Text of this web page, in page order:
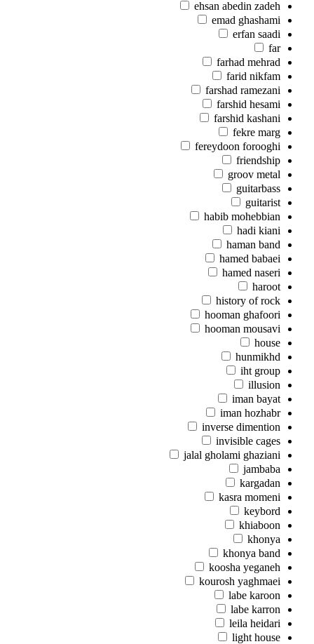
ehsan abedin zadeh
emad ghashami
erfan saadi
far
farhad mehrad
farid nikfam
farshad ramezani
farshid hesami
farshid kashani
fekre marg
fereydoon forooghi
friendship
groov metal
guitarbass
guitarist
habib mohebbian
hadi kiani
haman band
hamed babaei
hamed naseri
haroot
history of rock
hooman ghafoori
hooman mousavi
house
hunmikhd
iht group
illusion
iman bayat
iman hozhabr
inverse dimention
invisible cages
jalal gholami ghaziani
jambaba
kargadan
kasra momeni
keybord
khiaboon
khonya
khonya band
koosha yeganeh
kourosh yaghmaei
labe karoon
labe karron
leila heidari
light house